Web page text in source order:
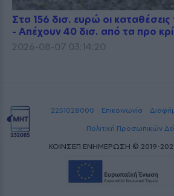
Στα 156 δισ. ευρώ οι
- Απέχουν 40 δισ. από τα προ
2026-08-07 03:14:20
2251028000 Επικοινωνία
Πολιτική Προσωπικών
ΚΟΙΝΣΕΠ ΕΝΗΜΕΡΩΣΗ © 2019-